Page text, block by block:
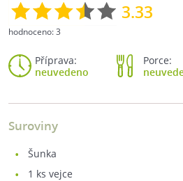
3.33
hodnoceno:3
Příprava:
neuvedeno
Porce:
Suroviny
šunka
1 ks vejce